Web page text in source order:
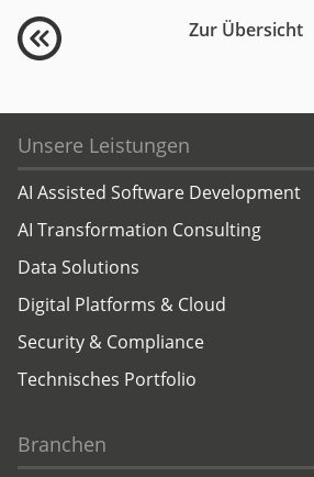
Zur Übersicht
Unsere Leistungen
AI Assisted Software Development
AI Transformation Consulting
Data Solutions
Digital Platforms & Cloud
Security & Compliance
Technisches Portfolio
Branchen